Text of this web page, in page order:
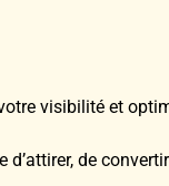
visibilité et
de